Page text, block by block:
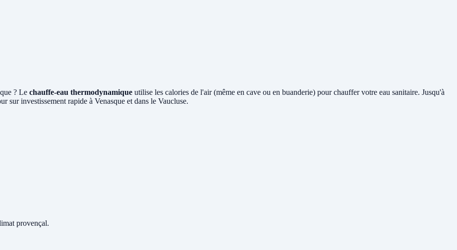
? Le chauffe-eau thermodynamique utilise les calories de l'air (même en cave ou en buanderie) pour chauffer votre eau sanitaire. Jusqu'à
sur investissement rapide à Venasque et dans le Vaucluse.
provençal.